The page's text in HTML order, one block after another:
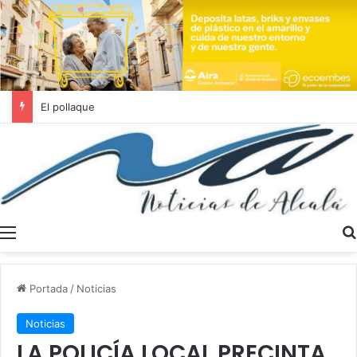
Portada / Noticias
Noticias